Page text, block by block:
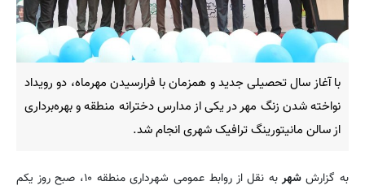
با آغاز سال تحصیلی جدید و همزمان با فرارسیدن مهرماه، دو رویداد
نواخته شدن زنگ مهر در یکی از مدارس دخترانه منطقه و بهره‌برداری
از سالن مانیتورینگ ترافیک شهری انجام شد.
به گزارششهر
به نقل از روابط عمومی شهرداری منطقه ۱۰، صبح روز یکم